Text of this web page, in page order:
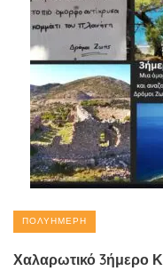
ΠΟΛΥΉΜΕΡΗ
Χαλαρωτικό 3ήμερο